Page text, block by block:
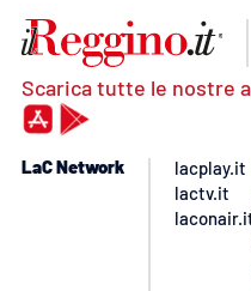
Scarica tutte le nostre
LaC Network
lacplay.it
lactv.it